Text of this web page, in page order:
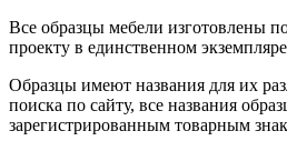
Все образцы мебели изготовлены
проекту в единственном
Образцы имеют названия для их
поиска по сайту, все названия
зарегистрированным товарным